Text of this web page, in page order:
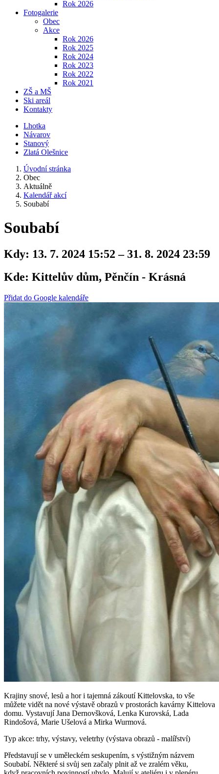
Rok 2026
Fotogalerie
Obec
Akce
Rok 2026
Rok 2025
Rok 2024
Rok 2023
Rok 2022
Rok 2021
ZŠ a MŠ
Ski areál
Kontakty
Lhotka
Návarov
Stanový
Zlatá Olešnice
Úvodní stránka
Obec
Aktuálně
Kalendář akcí
Soubabí
Soubabí
Kdy: 13. 7. 2024 15:52 – 31. 8. 2024 23:59
Kde: Kittelův dům, Pěnčín - Krásná
Přidat do Google kalendáře
Krajiny snové, lesů a hor i tajemná zákoutí Kittelovska, to vše
můžete vidět na nové výstavě obrazů v prostorách kavárny Kittelova
domu. Vystavují Jana Dernovšková, Lenka Kurovská, Lada
Rindošová, Marie Ušelová a Mirka Wurmová.
Typ akce: trhy, výstavy, veletrhy (výstava obrazů - malířství)
Představují se v uměleckém seskupením, s výstižným názvem
Soubabí. Některé si svůj sen začaly plnit až ve zralém věku,